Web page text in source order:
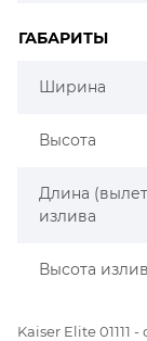
ГАБАРИТЫ
Ширина
Высота
Длина
излива
Высота
Kaiser Elite 01111